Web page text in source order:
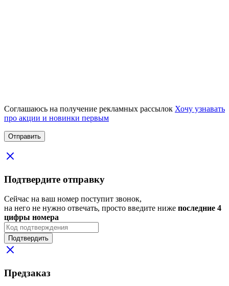
Соглашаюсь на получение рекламных рассылок Хочу узнавать
про акции и новинки первым
Подтвердите отправку
Сейчас на ваш номер поступит звонок,
на него не нужно отвечать, просто введите ниже последние 4
цифры номера
Подтвердить
Предзаказ